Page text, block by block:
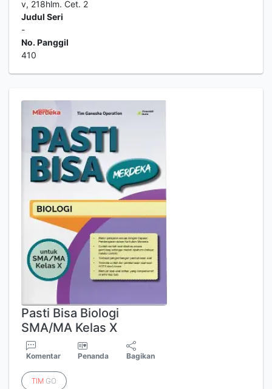
v, 218hlm. Cet. 2
Judul Seri
-
No. Panggil
410
Pasti Bisa Biologi
SMA/MA Kelas X
Komentar Penanda Bagikan
TIM GO